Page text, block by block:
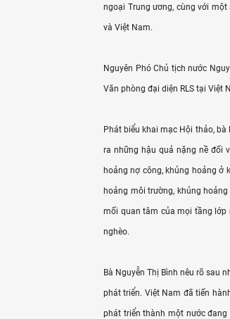
ngoại Trung ương, cùng với
và Việt Nam.
Nguyên Phó Chủ tịch nước
Văn phòng đại diện RLS tại Việt
Phát biểu khai mạc Hội thảo,
ra những hậu quả nặng nề đối
hoảng nợ công, khủng hoảng ở
hoảng môi trường, khủng
mối quan tâm của mọi tầng lớp
nghèo.
Bà Nguyễn Thị Bình nêu rõ sau
phát triển. Việt Nam đã tiến
phát triển thành một nước